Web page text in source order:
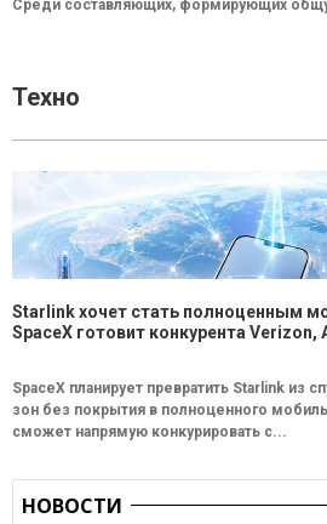
Среди составляющих, формирующих
Техно
Starlink хочет стать полноценным
SpaceX готовит конкурента Verizon,
SpaceX планирует превратить Starlink из
зон без покрытия в полноценного
сможет напрямую конкурировать с...
НОВОСТИ